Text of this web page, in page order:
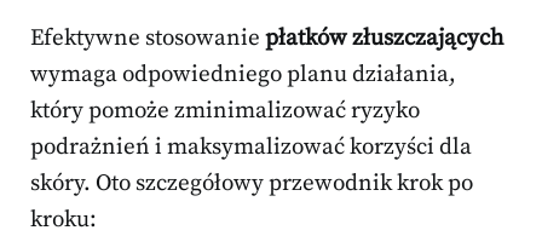
Efektywne stosowanie płatków złuszczających
wymaga odpowiedniego planu działania,
który pomoże zminimalizować ryzyko
podrażnień i maksymalizować korzyści dla
skóry. Oto szczegółowy przewodnik krok po
kroku: